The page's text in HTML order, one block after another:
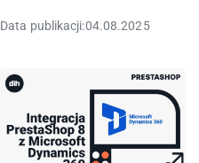
Data publikacji:04.08.2025